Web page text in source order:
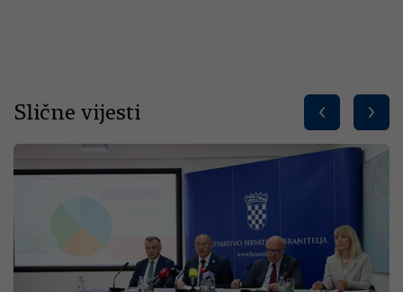
Slične vijesti